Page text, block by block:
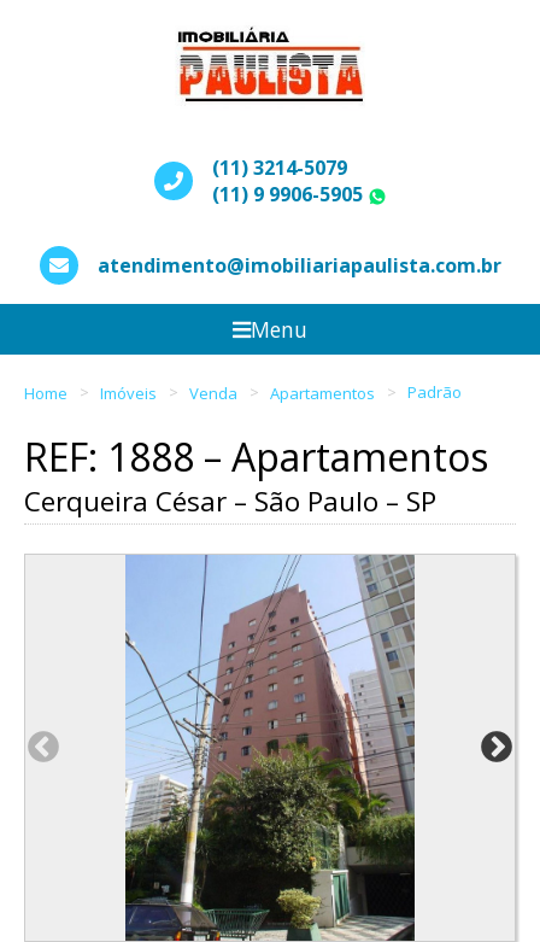
(11) 3214-5079
(11) 9 9906-5905
atendimento@imobiliariapaulista.com.br
Menu
Home Imóveis Venda Apartamentos Padrão
REF: 1888 – Apartamentos
Cerqueira César – São Paulo – SP